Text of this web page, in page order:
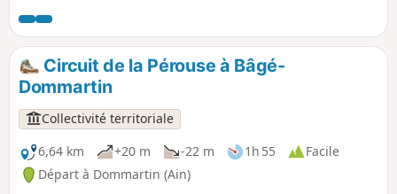
Circuit de la Pérouse à Bâgé-
Dommartin
Collectivité territoriale
6,64 km
+20 m -22 m 1h 55
Facile
Départ à Dommartin (Ain)